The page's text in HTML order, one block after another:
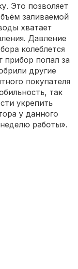
Это позволяет
заливаемой
хватает
Давление
колеблется
попал за
другие
покупателя
так
укрепить
у данного
работы».